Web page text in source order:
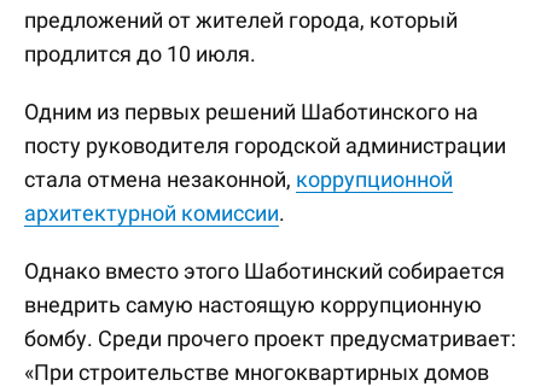
предложений от жителей города, который
продлится до 10 июля.
Одним из первых решений Шаботинского на
посту руководителя городской администрации
стала отмена незаконной, коррупционной
архитектурной комиссии.
Однако вместо этого Шаботинский собирается
внедрить самую настоящую коррупционную
бомбу. Среди прочего проект предусматривает:
«При строительстве многоквартирных домов